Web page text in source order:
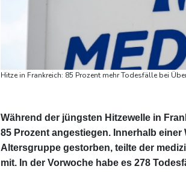
Hitze in Frankreich: 85 Prozent mehr Todesfälle bei
Während der jüngsten Hitzewelle in
85 Prozent angestiegen. Innerhalb
Altersgruppe gestorben, teilte der
mit. In der Vorwoche habe es 278